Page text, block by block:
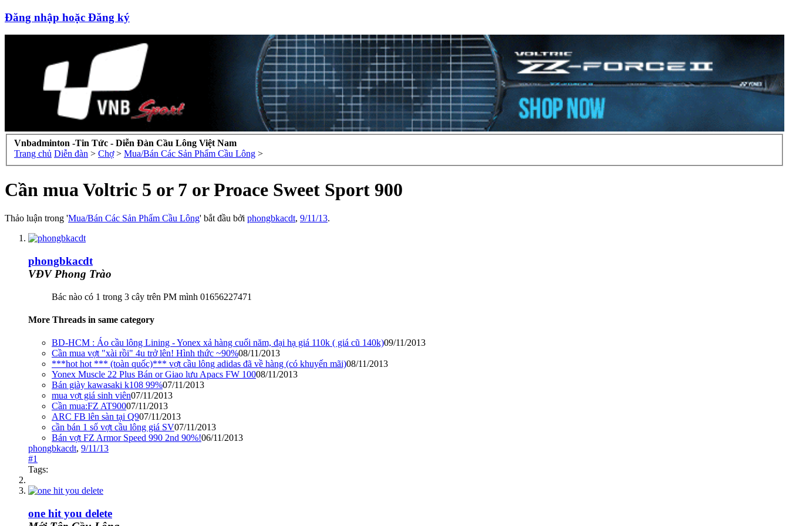
Đăng nhập hoặc Đăng ký
Vnbadminton -Tin Tức - Diễn Đàn Cầu Lông Việt Nam
Trang chủ Diễn đàn > Chợ > Mua/Bán Các Sản Phẩm Cầu Lông >
Cần mua Voltric 5 or 7 or Proace Sweet Sport 900
Thảo luận trong 'Mua/Bán Các Sản Phẩm Cầu Lông' bắt đầu bởi phongbkacdt, 9/11/13.
phongbkacdt
VĐV Phong Trào
Bác nào có 1 trong 3 cây trên PM mình 01656227471
More Threads in same category
BD-HCM : Áo cầu lông Lining - Yonex xả hàng cuối năm, đại hạ giá 110k ( giá cũ 140k)09/11/2013
Cần mua vợt "xài rồi" 4u trở lên! Hình thức ~90%08/11/2013
***hot hot *** (toàn quốc)*** vợt cầu lông adidas đã về hàng (có khuyến mãi)08/11/2013
Yonex Muscle 22 Plus Bán or Giao lưu Apacs FW 10008/11/2013
Bán giày kawasaki k108 99%07/11/2013
mua vợt giá sinh viên07/11/2013
Cần mua:FZ AT90007/11/2013
ARC FB lên sàn tại Q907/11/2013
cần bán 1 số vợt cầu lông giá SV07/11/2013
Bán vợt FZ Armor Speed 990 2nd 90%!06/11/2013
phongbkacdt, 9/11/13
#1
Tags:
one hit you delete